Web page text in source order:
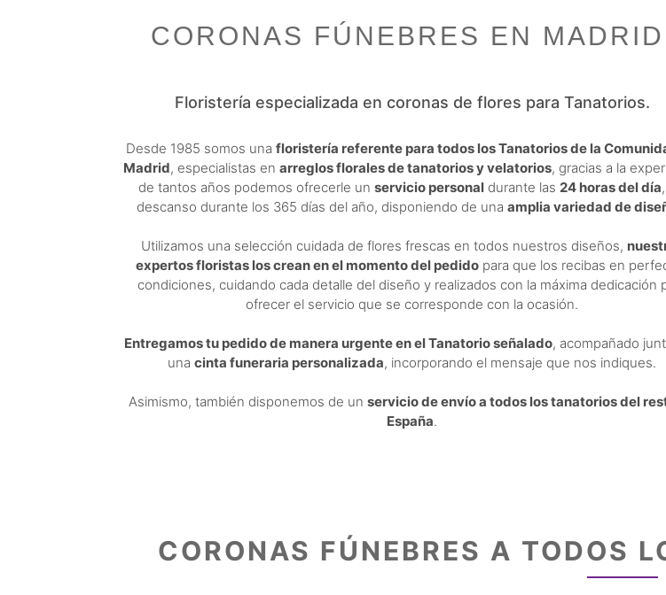
CORONAS FÚNEBRES EN
Floristería especializada en coronas de flores para Tanatorios.
Desde 1985 somos una floristería referente para todos los Tanatorios de la
Madrid, especialistas en arreglos florales de tanatorios y velatorios, gracias a la
de tantos años podemos ofrecerle un servicio personaldurante las 24 horas del día
descanso durante los 365 días del año, disponiendo de una amplia variedad de
Utilizamos una selección cuidada de flores frescas en todos nuestros diseños,
expertos floristas los crean en el momento del pedido para que los recibas en
condiciones, cuidando cada detalle del diseño y realizados con la máxima dedicación
ofrecer el servicio que se corresponde con la ocasión.
Entregamos tu pedido de manera urgente en el Tanatorio señalado, acompañado
una cinta funeraria personalizada, incorporando el mensaje que nos indiques.
Asimismo, también disponemos de un servicio de envío a todos los tanatorios del
España.
CORONAS FÚNEBRES A TODOS